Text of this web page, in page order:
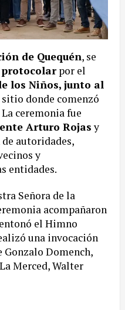
de Quequén, se
por el
los Niños, junto al
sitio donde comenzó
ceremonia fue
Arturo Rojasy
autoridades,
y
entidades.
Señora de la
acompañaron
el Himno
una invocación
Domench,
Merced, Walter